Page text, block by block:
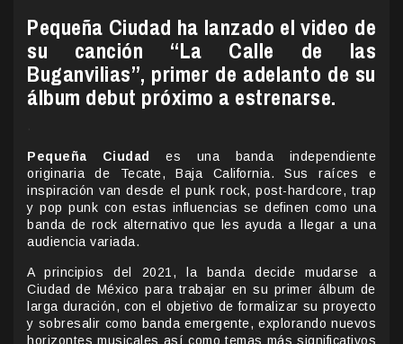
Pequeña Ciudad ha lanzado el video de
su canción “La Calle de las
Buganvilias”, primer de adelanto de su
álbum debut próximo a estrenarse.
Pequeña Ciudad
es una banda independiente
originaria de Tecate, Baja California. Sus raíces e
inspiración van desde el punk rock, post-hardcore, trap
y pop punk con estas influencias se definen como una
banda de rock alternativo que les ayuda a llegar a una
audiencia variada.
A principios del 2021, la banda decide mudarse a
Ciudad de México para trabajar en su primer álbum de
larga duración, con el objetivo de formalizar su proyecto
y sobresalir como banda emergente, explorando nuevos
horizontes musicales así como temas más significativos